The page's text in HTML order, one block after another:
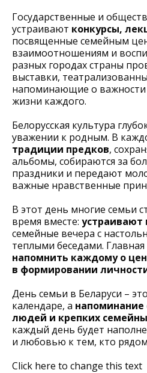
Государственные и
устраивают конкурсы,
посвященные семейным
взаимоотношениям и
разных городах страны
выставки,
напоминающие о
жизни каждого.
Белорусская культура
уважении к родным. В
традиции предков,
альбомы, собираются за
праздники и передают
важные нравственные
В этот день многие семьи
время вместе: устраивают
семейные вечера с
теплыми беседами.
напомнить каждому о
в формировании
День семьи в Беларуси –
календаре, а
людей и крепких
каждый день будет
и любовью к тем, кто
Click here to change this text